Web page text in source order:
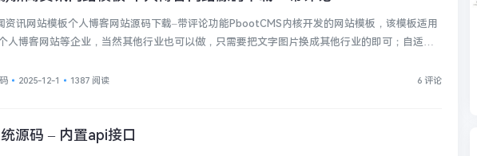
资讯网站模板个人博客网站源码下载–带评论功能PbootCMS内核开发的网站模板，该模板适用
人博客网站等企业，当然其他行业也可以做，只需要把文字图片换成其他行业的即可；自适应
2025-12-1 1387 阅读 6 评论
源码 – 内置api接口